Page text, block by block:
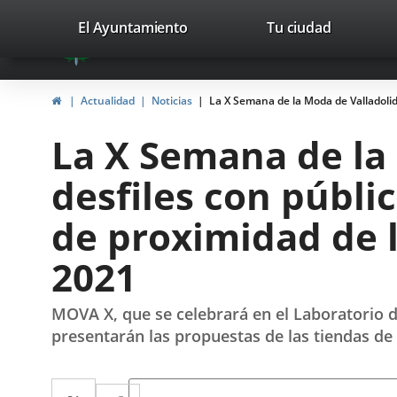
Portal
Web
del
Valladolid
avaTop
valladolid.es
El Ayuntamiento Tu ciudad
InicioActualidad Noticias La X Semana de la Moda de
La X Semana de
desfiles con
de proximidad
2021
MOVA X, que se celebrará en el Laboratorio
presentarán las propuestas de las tiendas